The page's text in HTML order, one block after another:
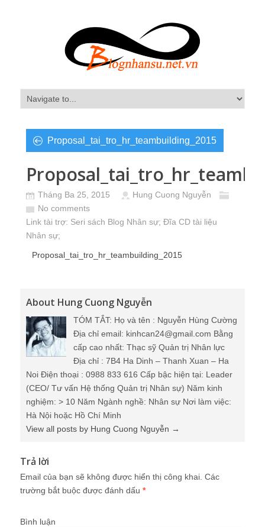
Proposal_tai_tro_hr_teambuilding_2015
Tháng Ba 25, 2015
Hung Cuong Nguyễn
No comments
Link tài trợ: Seri sách Blog Nhân sự; Đĩa CD tài liệu
Nhân sự;
Proposal_tai_tro_hr_teambuilding_2015
About Hung Cuong Nguyễn
TÓM TẮT: Họ và tên : Nguyễn Hùng Cường
Địa chỉ email: kinhcan24@gmail.com Bằng
cấp cao nhất: Thạc sỹ Quản trị Nhân lực
Địa chỉ : 7B4 Ha Dinh – Thanh Xuan – Ha
Noi Điện thoại : 0988 833 616 Cấp bậc hiện tại: Leader
(CEO/ Tư vấn Hệ thống Quản trị Nhân sự) Năm kinh
nghiệm: > 10 Năm Ngành nghề: Nhân sự Nơi làm việc:
Hà Nội hoặc Hồ Chí Minh
View all posts by Hung Cuong Nguyễn →
Trả lời
Email của bạn sẽ không được hiển thị công khai. Các
trường bắt buộc được đánh dấu *
Bình luận